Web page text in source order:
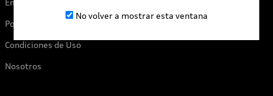
Envíos y Devoluciones
Política de Privacidad
Condiciones de Uso
Nosotros
No volver a mostrar esta ventana